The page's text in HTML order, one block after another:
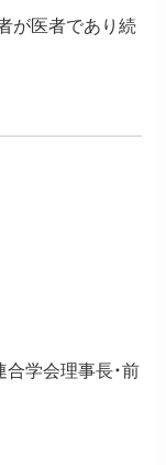
が医者であり続
学会理事長・前